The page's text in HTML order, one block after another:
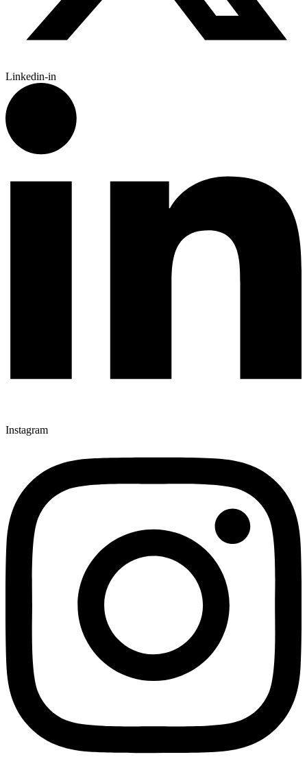
Linkedin-in
Instagram